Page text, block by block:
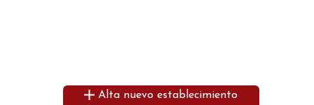
Alta nuevo establecimiento